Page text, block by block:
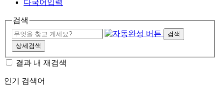
다국어입력
검색
검색
상세검색
결과 내 재검색
인기 검색어